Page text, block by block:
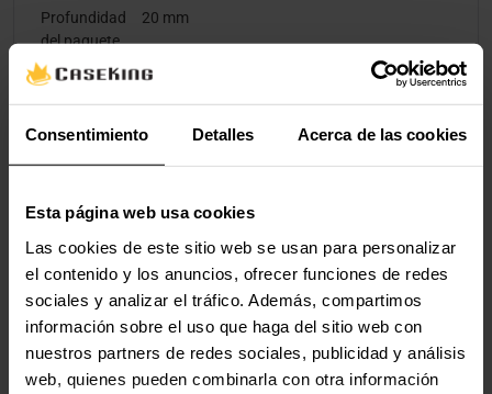
Consentimiento Detalles Acerca de las cookies
Esta página web usa cookies
Las cookies de este sitio web se usan para personalizar
el contenido y los anuncios, ofrecer funciones de redes
sociales y analizar el tráfico. Además, compartimos
información sobre el uso que haga del sitio web con
nuestros partners de redes sociales, publicidad y análisis
web, quienes pueden combinarla con otra información
Profundidad
del paquete
20 mm
Altura del
Peso del
94 g
Valoraciones